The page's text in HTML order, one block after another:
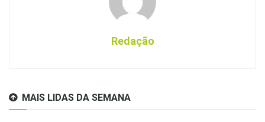
Redação
MAIS LIDAS DA SEMANA